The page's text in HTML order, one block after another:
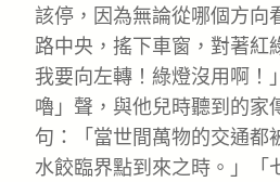
該停，因為無論從哪個方向
路中央，搖下車窗，對著紅
我要向左轉！綠燈沒用啊！
嚕」聲，與他兒時聽到的家
句：「當世間萬物的交通都
水餃臨界點到來之時。」「